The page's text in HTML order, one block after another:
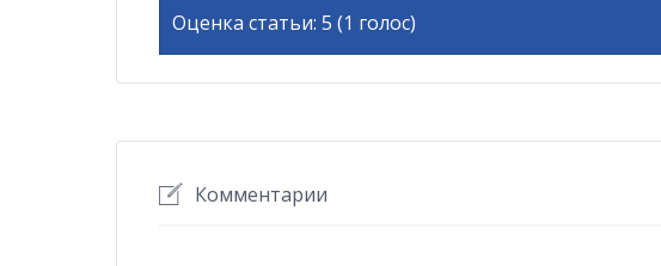
Оценка статьи: 5 (1 голос)
Комментарии